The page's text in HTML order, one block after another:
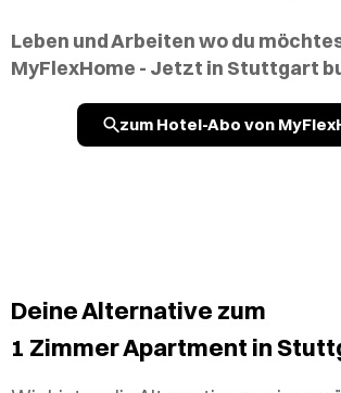
Leben und Arbeiten wo du
MyFlexHome - Jetzt in Stuttgart
zum Hotel-Abo von
Deine Alternative zum
1 Zimmer Apartment in